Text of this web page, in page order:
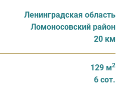
поселка
объектов для
Согласно проекту,
предусматривает
необходимых
канализация,
Ленинградская область
Ломоносовский район
20 км
129 м2
6 сот.